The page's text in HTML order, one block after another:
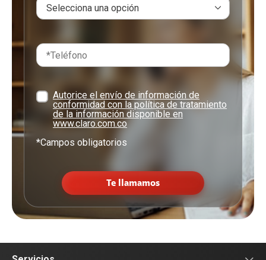
Autorice el envío de información de
conformidad con la política de tratamiento
de la información disponible en
www.claro.com.co
*Campos obligatorios
Te llamamos